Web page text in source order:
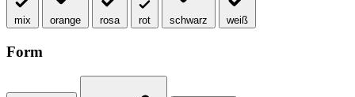
mix orange rosa rot schwarz weiß
Form